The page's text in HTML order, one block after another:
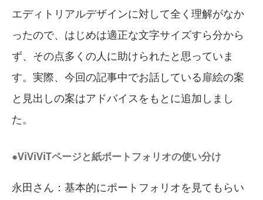
エディトリアルデザインに対して全く理解がなか
ったので、はじめは適正な文字サイズすら分から
ず、その点多くの人に助けられたと思っていま
す。実際、今回の記事中でお話している扉絵の案
と見出しの案はアドバイスをもとに追加しまし
た。
●ViViViTページと紙ポートフォリオの使い分け
永田さん：基本的にポートフォリオを見てもらい